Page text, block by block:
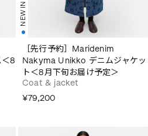
8
NEW IN
［先行予約］Maridenim
Nakyma Unikko デニムジャケッ
ト＜8月下旬お届け予定＞
Coat & jacket
¥79,200